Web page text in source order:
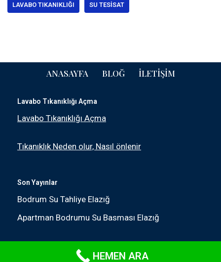
LAVABO TIKANIKLIĞI SU TESISAT
ANASAYFA BLOĞ İLETIŞIM
Lavabo Tıkanıklığı Açma
Lavabo Tıkanıklığı Açma
Tıkanıklık Neden olur, Nasıl önlenir
Son Yayınlar
Bodrum Su Tahliye Elazığ
Apartman Bodrumu Su Basması Elazığ
HEMEN ARA